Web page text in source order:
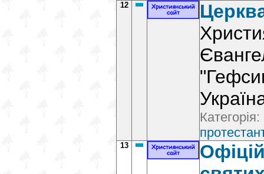
12
Категорія:
13